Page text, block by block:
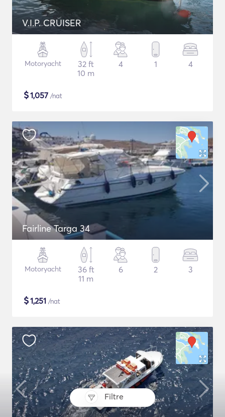
Filtre
V.I.P. CRUISER
Motoryacht
32 ft
10 m
4 1 4
$1,057 /nat
Fairline Targa 34
Motoryacht
36 ft
11 m
6 2 3
$1,251 /nat